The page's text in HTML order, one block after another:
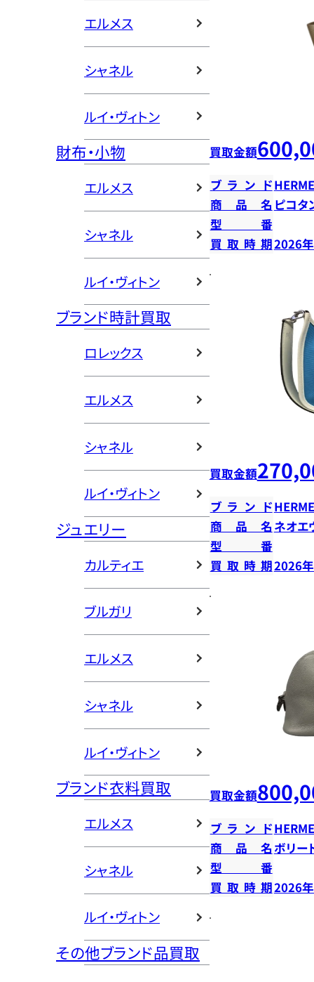
エルメス
シャネル
ルイ・ヴィトン
財布・小物
エルメス
シャネル
ルイ・ヴィトン
ブランド時計買取
ロレックス
エルメス
シャネル
ルイ・ヴィトン
ジュエリー
カルティエ
ブルガリ
エルメス
シャネル
ルイ・ヴィトン
ブランド衣料買取
エルメス
シャネル
ルイ・ヴィトン
その他ブランド品買取
買取金額
ブランド
商品名 ピコタ
型番
買取時期2026
買取金額
ブランド
商品名 ネオエ
型番
買取時期2026
買取金額
ブランド
商品名ボリー
型番
買取時期2026